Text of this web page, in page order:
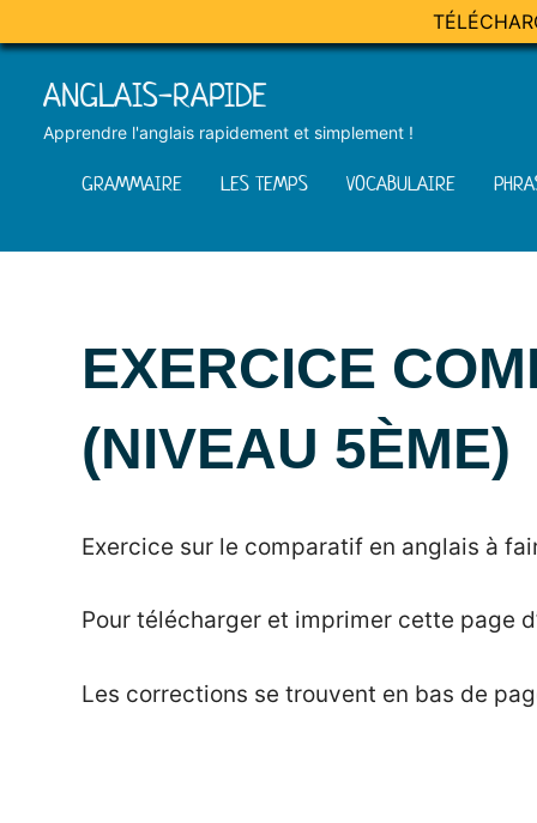
Skip
content
ANGLAIS-RAPIDE
Apprendre l'anglais rapidement et simplement !
GRAMMAIRE LES TEMPS VOCABULAIRE
EXERCICE
(NIVEAU 5ÈME)
on
mai
Mat
Exercices
Exercice sur le comparatif en anglais à
Pour télécharger et imprimer cette page
Les corrections se trouvent en bas de